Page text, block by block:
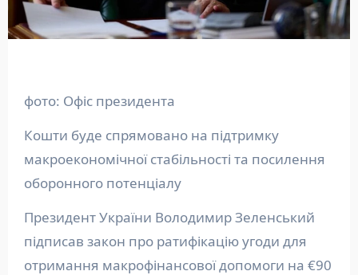
фото: Офіс президента
Кошти буде спрямовано на підтримку
макроекономічної стабільності та посилення
оборонного потенціалу
Президент України Володимир Зеленський
підписав закон про ратифікацію угоди для
отримання макрофінансової допомоги на €90